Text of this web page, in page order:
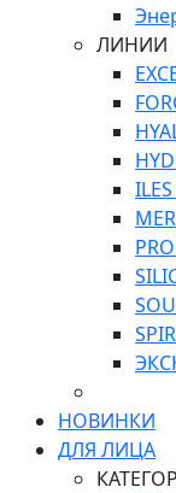
ЛИНИИ
НОВИНКИ
ДЛЯ ЛИЦА